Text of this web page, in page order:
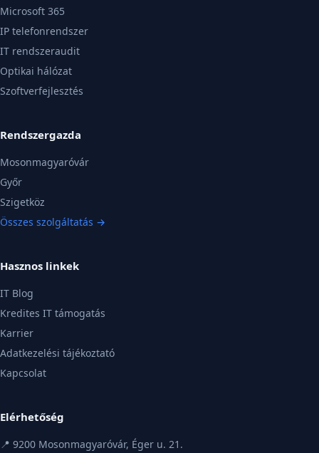
Microsoft 365
IP telefonrendszer
IT rendszeraudit
Optikai hálózat
Szoftverfejlesztés
Rendszergazda
Mosonmagyaróvár
Győr
Szigetköz
Összes szolgáltatás →
Hasznos linkek
IT Blog
Kredites IT támogatás
Karrier
Adatkezelési tájékoztató
Kapcsolat
Elérhetőség
📍 9200 Mosonmagyaróvár, Éger u. 21.